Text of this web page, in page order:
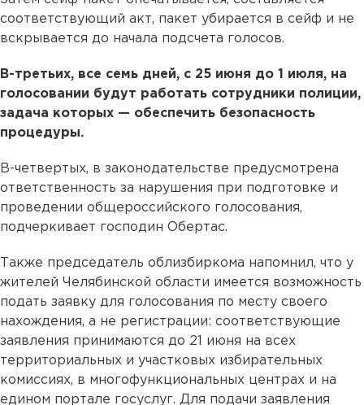
соответствующий акт, пакет убирается в сейф и не
вскрывается до начала подсчета голосов.
В-третьих, все семь дней, с 25 июня до 1 июля, на
голосовании будут работать сотрудники полиции,
задача которых — обеспечить безопасность
процедуры.
В-четвертых, в законодательстве предусмотрена
ответственность за нарушения при подготовке и
проведении общероссийского голосования,
подчеркивает господин Обертас.
Также председатель облизбиркома напомнил, что у
жителей Челябинской области имеется возможность
подать заявку для голосования по месту своего
нахождения, а не регистрации: соответствующие
заявления принимаются до 21 июня на всех
территориальных и участковых избирательных
комиссиях, в многофункциональных центрах и на
едином портале госуслуг. Для подачи заявления